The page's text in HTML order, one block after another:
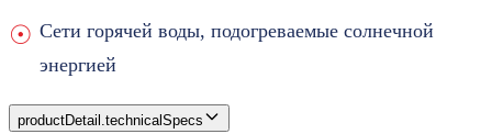
Сети горячей воды, подогреваемые солнечной
энергией
productDetail.technicalSpecs